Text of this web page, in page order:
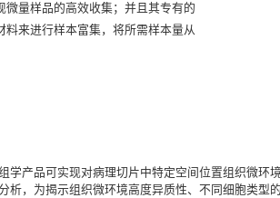
微量样品的高效收集；并且其专有的
料来进行样本富集，将所需样本量从
学产品可实现对病理切片中特定空间位置组织微
析，为揭示组织微环境高度异质性、不同细胞类